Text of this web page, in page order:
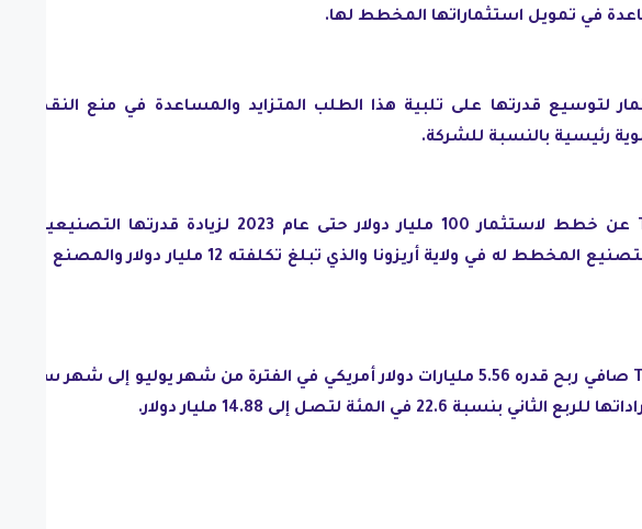
في تمويل استثماراتها المخطط لها.
لتوسيع قدرتها على تلبية هذا الطلب المتزايد والمساعدة في منع النقص في
رئيسية بالنسبة للشركة.
وأعلنت TSMC عن خطط لاستثمار 100 مليار دولار حتى عام 2023 لزيادة قدرتها التصنيعية. التي
تشمل مركز التصنيع المخطط له في ولاية أريزونا والذي تبلغ تكلفته 12 مليار دولار والمصنع الياباني
وسجلت TSMC صافي ربح قدره 5.56 مليارات دولار أمريكي في الفترة من شهر يوليو إلى شهر سبتمبر.
بنسبة 22.6 في المئة لتصل إلى 14.88 مليار دولار.